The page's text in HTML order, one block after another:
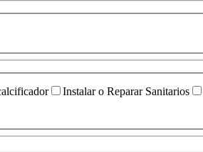
Instalar o Reparar Sanitarios